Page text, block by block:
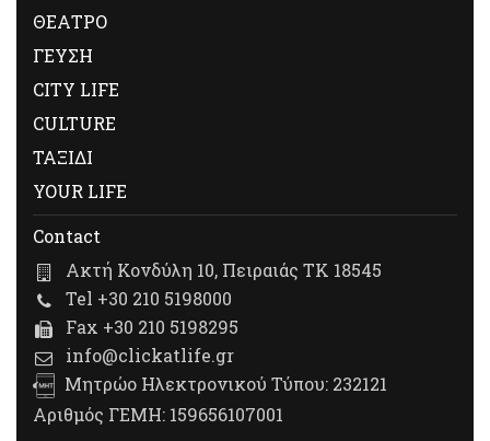
ΘΕΑΤΡΟ
ΓΕΥΣΗ
CITY LIFE
CULTURE
ΤΑΞΙΔΙ
YOUR LIFE
Contact
Ακτή Κονδύλη 10, Πειραιάς ΤΚ 18545
Tel +30 210 5198000
Fax +30 210 5198295
info@clickatlife.gr
Μητρώο Ηλεκτρονικού Τύπου: 232121
Αριθμός ΓΕΜΗ: 159656107001